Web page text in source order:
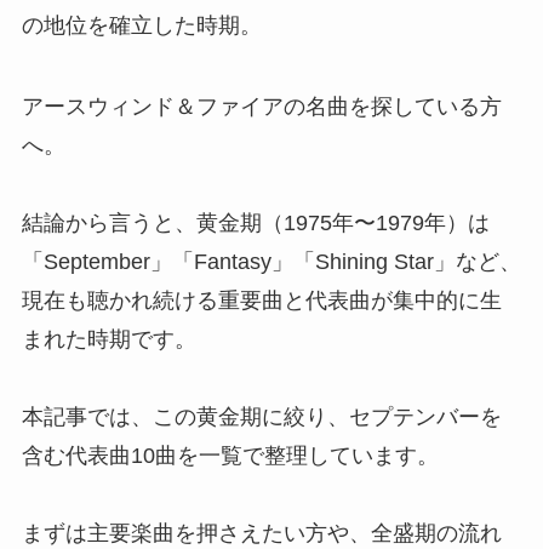
の地位を確立した時期。
アースウィンド＆ファイアの名曲を探している方
へ。
結論から言うと、黄金期（1975年〜1979年）は
「September」「Fantasy」「Shining Star」など、
現在も聴かれ続ける重要曲と代表曲が集中的に生
まれた時期です。
本記事では、この黄金期に絞り、セプテンバーを
含む代表曲10曲を一覧で整理しています。
まずは主要楽曲を押さえたい方や、全盛期の流れ